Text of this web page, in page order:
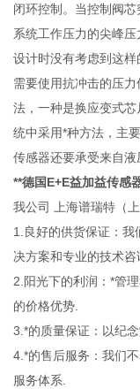
闭环控制。当控制阀
系统工作压力的尖峰
设计时没有考虑到这样
需要使用抗冲击的压
法，一种是换应变式
统中采用*种方法，主
传感器还要承受来自液
**德国E+E益加益传感
我公司 上海谱瑞特（
1.良好的供货保证：
决方案和专业的技术咨
2.阳光下的利润：*管
的价格优势.
3.*的质量保证：以纪
4.*的售后服务：我们
服务体系.